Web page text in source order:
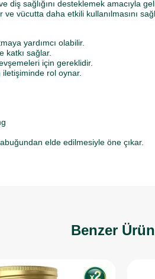
sağlığını desteklemek amacıyla
vücutta daha etkili kullanılmasını
yardımcı olabilir.
katkı sağlar.
için gereklidir.
rol oynar.
elde edilmesiyle öne çıkar.
Benzer